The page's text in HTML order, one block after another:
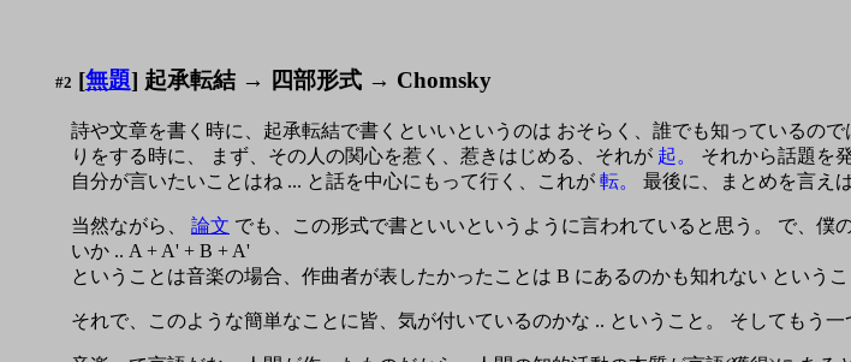
#2 [無題] 起承転結 → 四部形式 → Chomsky
詩や文章を書く時に、起承転結で書くといいというのは おそらく、誰でも知っているの
りをする時に、 まず、その人の関心を惹く、惹きはじめる、それが 起。 それから話題を
自分が言いたいことはね ... と話を中心にもって行く、これが 転。 最後に、まとめを言え
当然ながら、 論文 でも、この形式で書といいというように言われていると思う。 で、僕
いか .. A + A' + B + A'
ということは音楽の場合、作曲者が表したかったことは B にあるのかも知れない というこ
それで、このような簡単なことに皆、気が付いているのかな .. ということ。 そしてもう